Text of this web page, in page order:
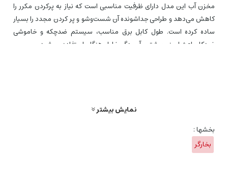
مخزن آب این مدل دارای ظرفیت مناسبی است که نیاز به پرکردن مکرر را
کاهش می‌دهد و طراحی جداشونده آن شست‌وشو و پر کردن مجدد را بسیار
ساده کرده است. طول کابل برق مناسب، سیستم ضدچکه و خاموشی
خودکار باعث ایمنی بیشتر و آسودگی خاطر هنگام استفاده می‌شود.
قطعات یدکی و خدمات پس از فروش از دیگر امکانات بسیار خوب این مدل
نمایش بیشتر
بخشها :
بخارگر